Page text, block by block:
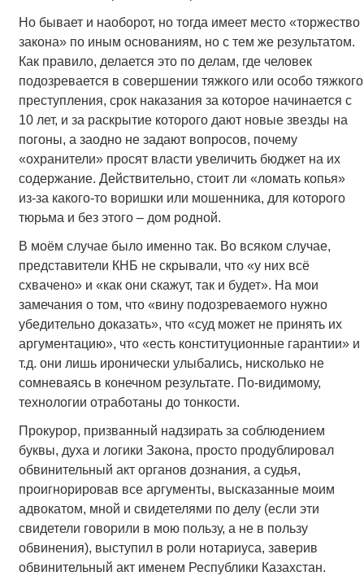
Но бывает и наоборот, но тогда имеет место «торжество
закона» по иным основаниям, но с тем же результатом.
Как правило, делается это по делам, где человек
подозревается в совершении тяжкого или особо тяжкого
преступления, срок наказания за которое начинается с
10 лет, и за раскрытие которого дают новые звезды на
погоны, а заодно не задают вопросов, почему
«охранители» просят власти увеличить бюджет на их
содержание. Действительно, стоит ли «ломать копья»
из-за какого-то воришки или мошенника, для которого
тюрьма и без этого – дом родной.
В моём случае было именно так. Во всяком случае,
представители КНБ не скрывали, что «у них всё
схвачено» и «как они скажут, так и будет». На мои
замечания о том, что «вину подозреваемого нужно
убедительно доказать», что «суд может не принять их
аргументацию», что «есть конституционные гарантии» и
т.д. они лишь иронически улыбались, нисколько не
сомневаясь в конечном результате. По-видимому,
технологии отработаны до тонкости.
Прокурор, призванный надзирать за соблюдением
буквы, духа и логики Закона, просто продублировал
обвинительный акт органов дознания, а судья,
проигнорировав все аргументы, высказанные моим
адвокатом, мной и свидетелями по делу (если эти
свидетели говорили в мою пользу, а не в пользу
обвинения), выступил в роли нотариуса, заверив
обвинительный акт именем Республики Казахстан.